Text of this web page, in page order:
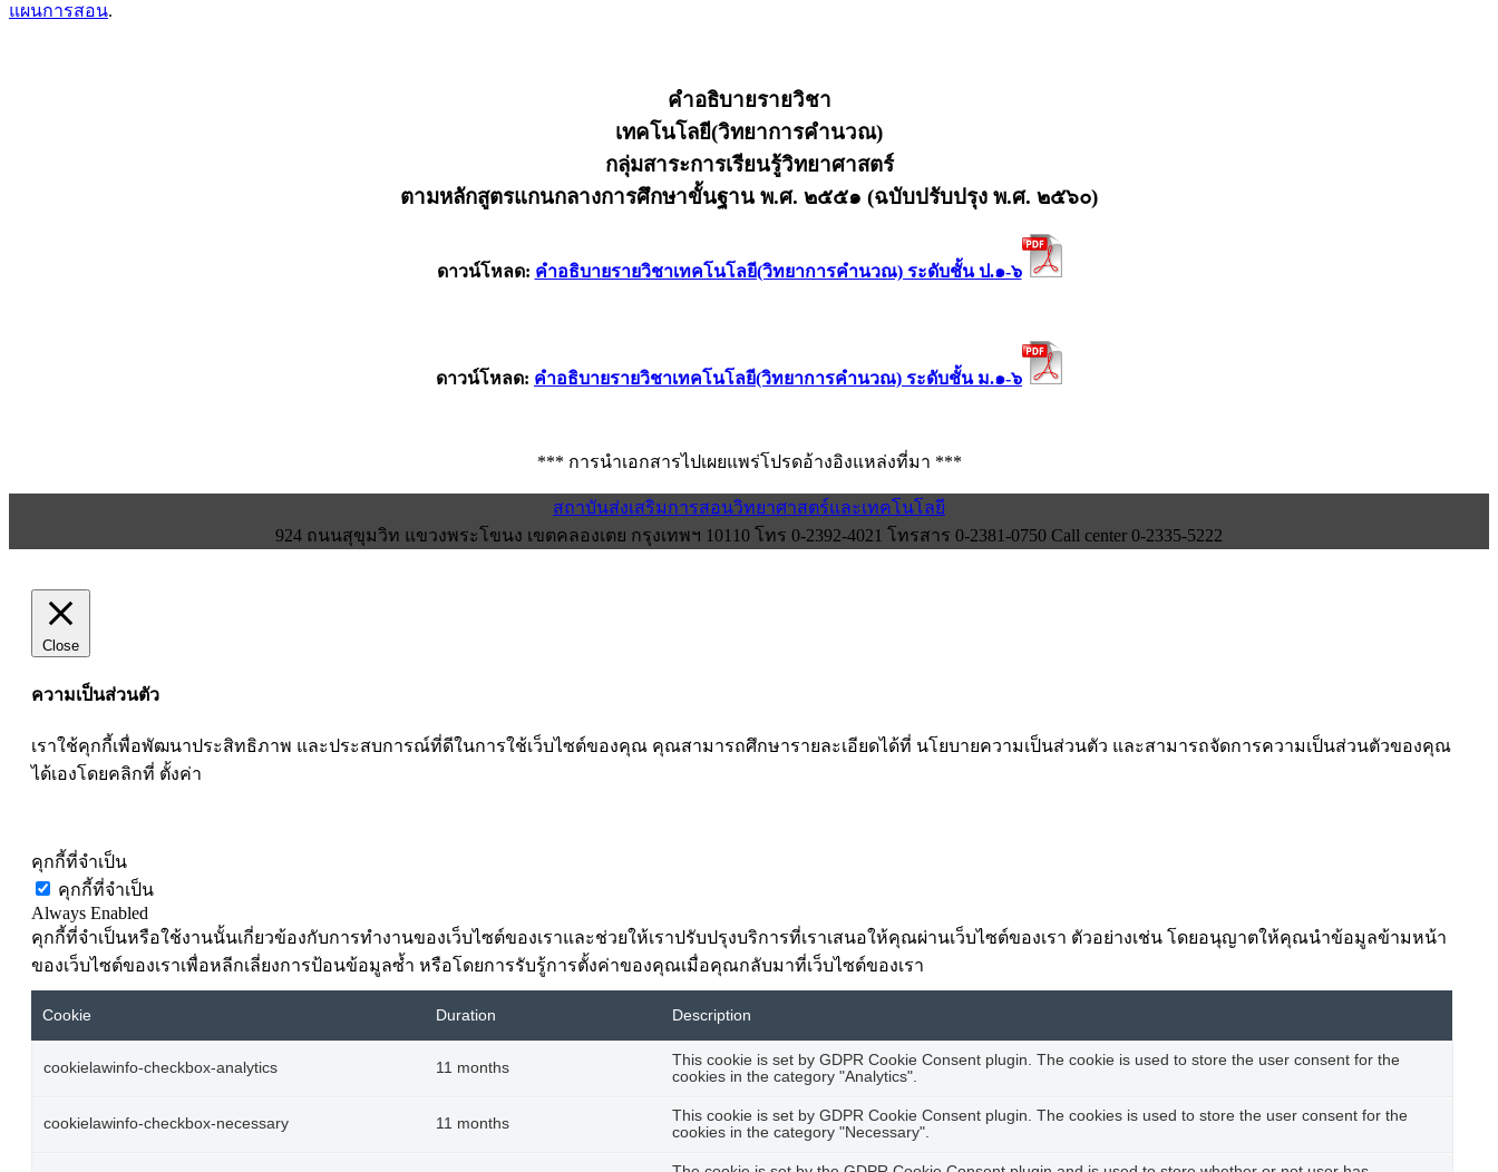
แผนการสอน.
คำอธิบายรายวิชา
เทคโนโลยี(วิทยาการคำนวณ)
กลุ่มสาระการเรียนรู้วิทยาศาสตร์
ตามหลักสูตรแกนกลางการศึกษาขั้นฐาน พ.ศ. ๒๕๕๑ (ฉบับปรับปรุง พ.ศ. ๒๕๖๐)
ดาวน์โหลด: คำอธิบายรายวิชาเทคโนโลยี(วิทยาการคำนวณ) ระดับชั้น ป.๑-๖
ดาวน์โหลด: คำอธิบายรายวิชาเทคโนโลยี(วิทยาการคำนวณ) ระดับชั้น ม.๑-๖
*** การนำเอกสารไปเผยแพร่โปรดอ้างอิงแหล่งที่มา ***
สถาบันส่งเสริมการสอนวิทยาศาสตร์และเทคโนโลยี
924 ถนนสุขุมวิท แขวงพระโขนง เขตคลองเตย กรุงเทพฯ 10110 โทร 0-2392-4021 โทรสาร 0-2381-0750 Call center 0-2335-5222
Close
ความเป็นส่วนตัว
เราใช้คุกกี้เพื่อพัฒนาประสิทธิภาพ และประสบการณ์ที่ดีในการใช้เว็บไซต์ของคุณ คุณสามารถศึกษารายละเอียดได้ที่ นโยบายความเป็นส่วนตัว และสามารถจัดการความเป็นส่วนตัวของคุณ
ได้เองโดยคลิกที่ ตั้งค่า
คุกกี้ที่จำเป็น
คุกกี้ที่จำเป็น
Always Enabled
คุกกี้ที่จำเป็นหรือใช้งานนั้นเกี่ยวข้องกับการทำงานของเว็บไซต์ของเราและช่วยให้เราปรับปรุงบริการที่เราเสนอให้คุณผ่านเว็บไซต์ของเรา ตัวอย่างเช่น โดยอนุญาตให้คุณนำข้อมูลข้ามหน้า
ของเว็บไซต์ของเราเพื่อหลีกเลี่ยงการป้อนข้อมูลซ้ำ หรือโดยการรับรู้การตั้งค่าของคุณเมื่อคุณกลับมาที่เว็บไซต์ของเรา
Cookie Duration Description
cookielawinfo-checkbox-analytics 11 months
This cookie is set by GDPR Cookie Consent plugin. The cookie is used to store the user consent for the
cookies in the category "Analytics".
cookielawinfo-checkbox-necessary 11 months
This cookie is set by GDPR Cookie Consent plugin. The cookies is used to store the user consent for the
cookies in the category "Necessary".